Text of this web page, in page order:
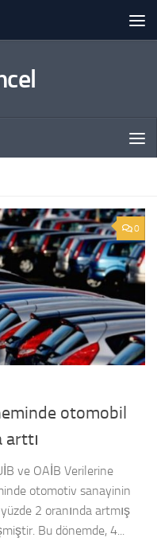
0
otomobil
arttı
ve OAİB Verilerine
otomotiv sanayinin
2 oranında artmış
Bu dönemde, 4...